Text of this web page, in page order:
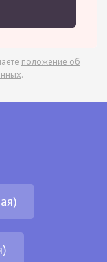
положение об
.